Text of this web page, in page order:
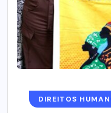
DIREITOS